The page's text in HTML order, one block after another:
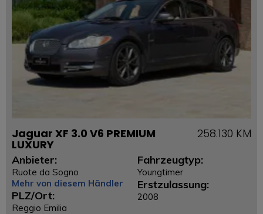
Jaguar XF 3.0 V6 PREMIUM
LUXURY
258.130 KM
Anbieter:
Ruote da Sogno
Mehr von diesem Händler
PLZ/Ort:
Reggio Emilia
Fahrzeugtyp:
Youngtimer
Erstzulassung:
2008